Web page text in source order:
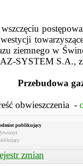
ziemnego w
SYSTEM S.A., z
Przebudowa
obwieszczenia -
publikujący
zmian